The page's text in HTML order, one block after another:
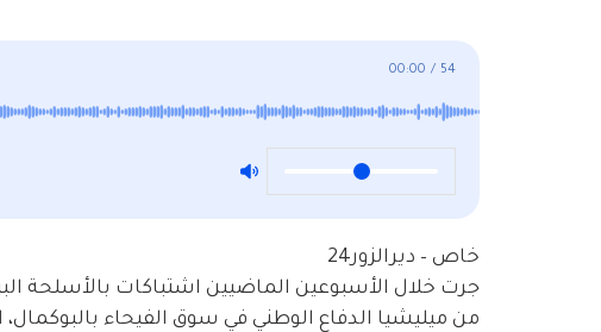
00:00 / 54
خاص – ديرالزور24
من ميليشيا الدفاع الوطني في سوق الفيحاء